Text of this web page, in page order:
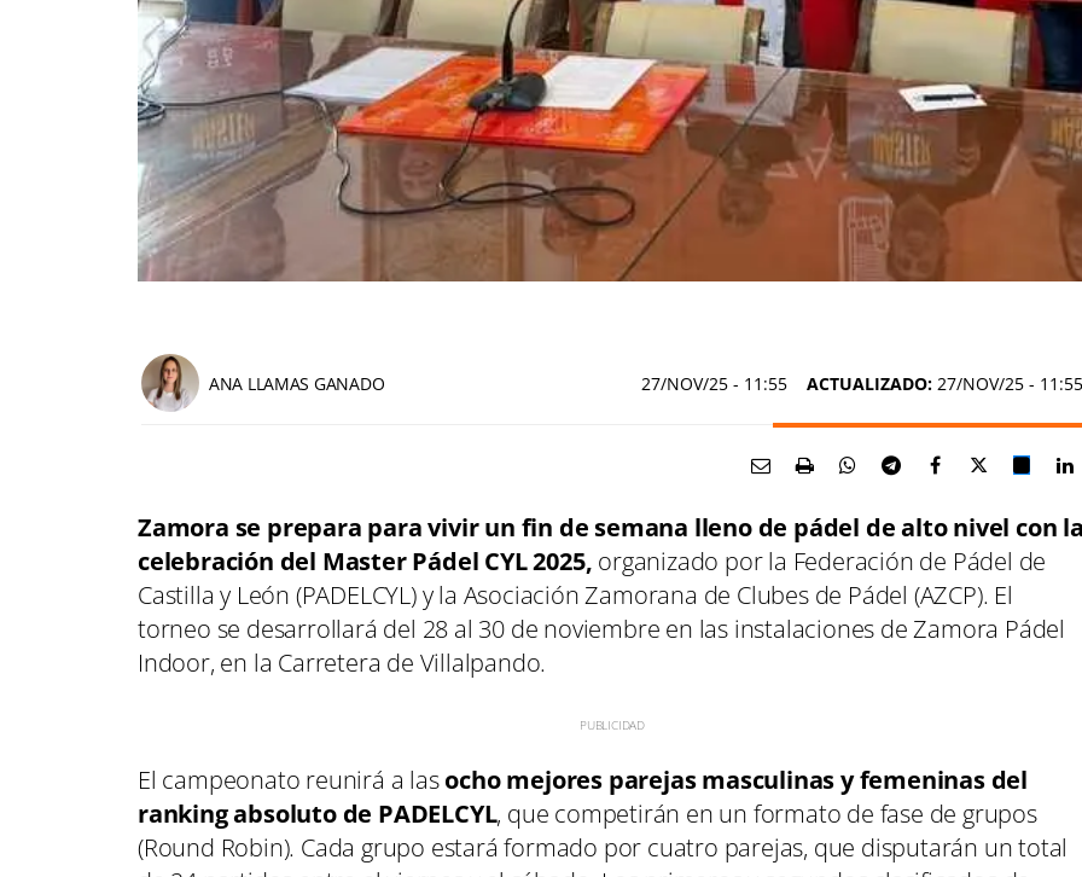
ANA LLAMAS GANADO 27/NOV/25 - 11:55 ACTUALIZADO: 27/NOV/25 - 11:55
Zamora se prepara para vivir un fin de semana lleno de pádel de alto nivel con
celebración del Master Pádel CYL 2025, organizado por la Federación de Pádel de
Castilla y León (PADELCYL) y la Asociación Zamorana de Clubes de Pádel (AZCP). El
torneo se desarrollará del 28 al 30 de noviembre en las instalaciones de Zamora Pádel
Indoor, en la Carretera de Villalpando.
El campeonato reunirá a lasocho mejores parejas masculinas y femeninas del
ranking absoluto de PADELCYL, que competirán en un formato de fase de grupos
(Round Robin). Cada grupo estará formado por cuatro parejas, que disputarán un total